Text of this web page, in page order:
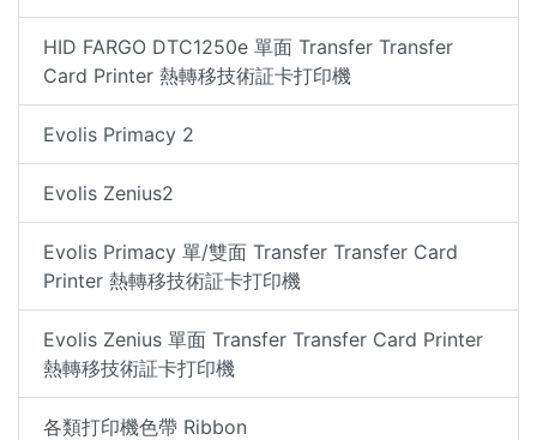
HID FARGO DTC1250e 單面 Transfer Transfer
Card Printer 熱轉移技術証卡打印機
Evolis Primacy 2
Evolis Zenius2
Evolis Primacy 單/雙面 Transfer Transfer Card
Printer 熱轉移技術証卡打印機
Evolis Zenius 單面 Transfer Transfer Card Printer
熱轉移技術証卡打印機
各類打印機色帶 Ribbon